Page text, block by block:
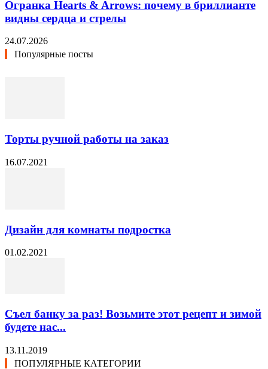
Огранка Hearts & Arrows: почему в бриллианте
видны сердца и стрелы
24.07.2026
Популярные посты
Торты ручной работы на заказ
16.07.2021
Дизайн для комнаты подростка
01.02.2021
Съел банку за раз! Возьмите этот рецепт и зимой
будете нас...
13.11.2019
ПОПУЛЯРНЫЕ КАТЕГОРИИ